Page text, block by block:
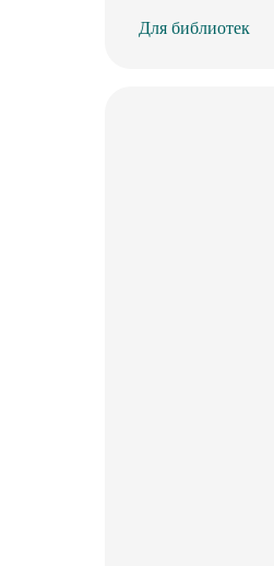
Для библиотек